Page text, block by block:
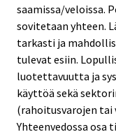
saamissa/veloissa.
sovitetaan yhteen.
tarkasti ja
tulevat esiin.
luotettavuutta ja
käyttöä sekä
(rahoitusvarojen tai
Yhteenvedossa osa